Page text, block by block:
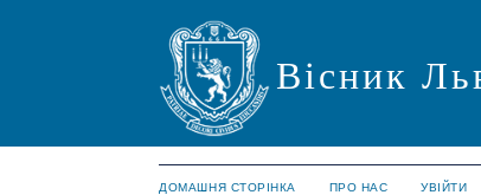
Вісник
ДОМАШНЯ СТОРІНКА ПРО НАС УВІЙТИ